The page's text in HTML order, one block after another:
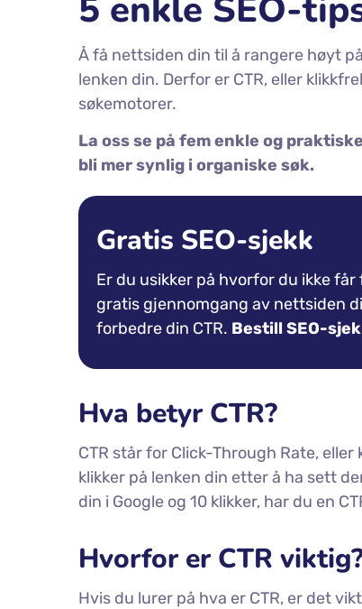
Å få nettsiden din til å rangere høyt
lenken din. Derfor er CTR, eller
søkemotorer.
La oss se på fem enkle og praktiske
bli mer synlig i organiske søk.
Gratis SEO-sjekk
Er du usikker på hvorfor du ikke får
gratis gjennomgang av nettsiden
forbedre din CTR. Bestill SEO-
Hva betyr CTR?
CTR står for Click-Through Rate,
klikker på lenken din etter å ha sett
din i Google og 10 klikker, har du en
Hvorfor er CTR
Hvis du lurer på hva er CTR, er det